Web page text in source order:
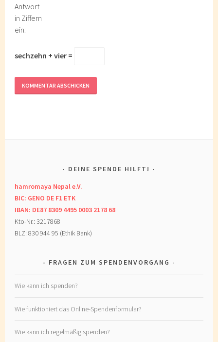
Antwort
in Ziffern
ein:
sechzehn + vier =
DEINE SPENDE HILFT!
hamromaya Nepal e.V.
BIC: GENO DE F1 ETK
IBAN: DE87 8309 4495 0003 2178 68
Kto-Nr.: 3217868
BLZ: 830 944 95 (Ethik Bank)
FRAGEN ZUM SPENDENVORGANG
Wie kann ich spenden?
Wie funktioniert das Online-Spendenformular?
Wie kann ich regelmäßig spenden?